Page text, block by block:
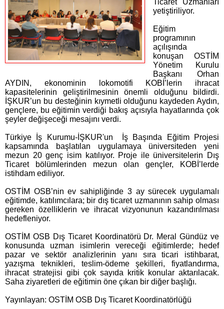
yetiştiriliyor.
Eğitim
programının
açılışında
konuşan OSTİM
Yönetim Kurulu
Başkanı Orhan
AYDIN , ekonominin lokomotifi KOBİ’lerin ihracat
kapasitelerinin geliştirilmesinin önemli olduğunu bildirdi.
İŞKUR’un bu desteğinin kıymetli olduğunu kaydeden Aydın,
gençlere, bu eğitimin verdiği bakış açısıyla hayatlarında çok
şeyler değişeceği mesajını verdi.
Türkiye İş Kurumu-İŞKUR'un İş Başında Eğitim Projesi
kapsamında başlatılan uygulamaya üniversiteden yeni
mezun 20 genç isim katılıyor. Proje ile üniversitelerin Dış
Ticaret bölümlerinden mezun olan gençler, KOBİ’lerde
istihdam ediliyor.
OSTİM OSB’nin ev sahipliğinde 3 ay sürecek uygulamalı
eğitimde, katılımcılara; bir dış ticaret uzmanının sahip olması
gereken özelliklerin ve ihracat vizyonunun kazandırılması
hedefleniyor.
OSTİM OSB Dış Ticaret Koordinatörü Dr. Meral Gündüz ve
konusunda uzman isimlerin vereceği eğitimlerde; hedef
pazar ve sektör analizlerinin yanı sıra ticari istihbarat,
yazışma teknikleri, teslim-ödeme şekilleri, fiyatlandırma,
ihracat stratejisi gibi çok sayıda kritik konular aktarılacak.
Saha ziyaretleri de eğitimin öne çıkan bir diğer başlığı.
Yayınlayan: OSTİM OSB Dış Ticaret Koordinatörlüğü